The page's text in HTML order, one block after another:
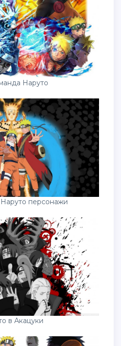
Наруто
персонажи
в Акацуки